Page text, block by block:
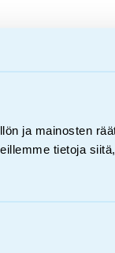
ja mainosten
tietoja